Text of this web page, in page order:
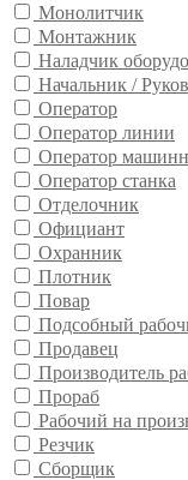
Монолитчик
Монтажник
Наладчик
Начальник /
Оператор
Оператор линии
Оператор
Оператор станка
Отделочник
Официант
Охранник
Плотник
Повар
Подсобный
Продавец
Производитель
Прораб
Рабочий на
Резчик
Сборщик